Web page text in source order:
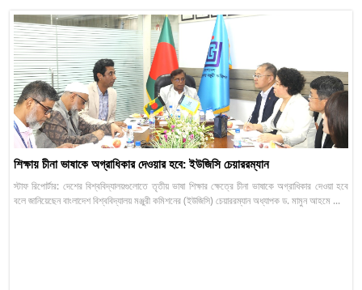
শিক্ষায় চীনা ভাষাকে অগ্রাধিকার দেওয়ার হবে: ইউজিসি চেয়াররম্যান
স্টাফ রিপোর্টার: দেশের বিশ্ববিদ্যালয়গুলোতে তৃতীয় ভাষা শিক্ষার ক্ষেত্রে চীনা ভাষাকে অগ্রাধিকার দেওয়া হবে
বলে জানিয়েছেন বাংলাদেশ বিশ্ববিদ্যালয় মঞ্জুরী কমিশনের (ইউজিসি) চেয়াররম্যান অধ্যাপক ড. মামুন আহমে ...